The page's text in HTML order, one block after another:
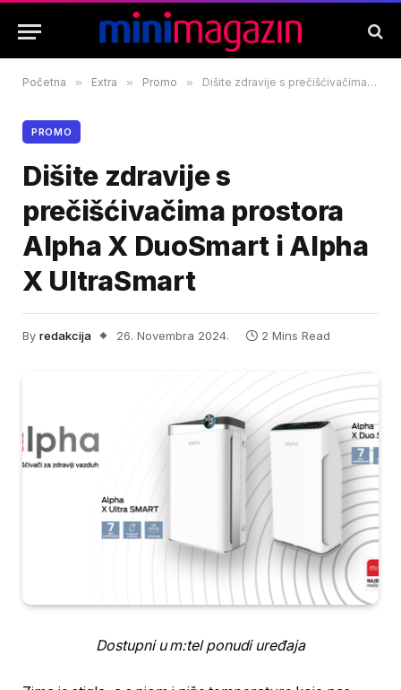
Početna » Extra » Promo » Dišite zdravije s prečišćivačima prostora Alpha X DuoSmart i Alpha X UltraSmart
PROMO
Dišite zdravije s
prečišćivačima prostora
Alpha X DuoSmart i Alpha
X UltraSmart
By redakcija 26. Novembra 2024. 2 Mins Read
Dostupni u m:tel ponudi uređaja